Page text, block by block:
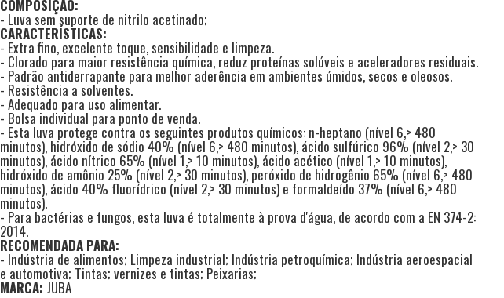
COMPOSIÇÃO:
- Luva sem suporte de nitrilo acetinado;
CARACTERÍSTICAS:
- Extra fino, excelente toque, sensibilidade e limpeza.
- Clorado para maior resistência química, reduz proteínas solúveis e aceleradores residuais.
- Padrão antiderrapante para melhor aderência em ambientes úmidos, secos e oleosos.
- Resistência a solventes.
- Adequado para uso alimentar.
- Bolsa individual para ponto de venda.
- Esta luva protege contra os seguintes produtos químicos: n-heptano (nível 6,> 480
minutos), hidróxido de sódio 40% (nível 6,> 480 minutos), ácido sulfúrico 96% (nível 2,> 30
minutos), ácido nítrico 65% (nível 1,> 10 minutos), ácido acético (nível 1,> 10 minutos),
hidróxido de amônio 25% (nível 2,> 30 minutos), peróxido de hidrogênio 65% (nível 6,> 480
minutos), ácido 40% fluorídrico (nível 2,> 30 minutos) e formaldeído 37% (nível 6,> 480
minutos).
- Para bactérias e fungos, esta luva é totalmente à prova d'água, de acordo com a EN 374-2:
2014.
RECOMENDADA PARA:
- Indústria de alimentos; Limpeza industrial; Indústria petroquímica; Indústria aeroespacial
e automotiva; Tintas; vernizes e tintas; Peixarias;
MARCA: JUBA